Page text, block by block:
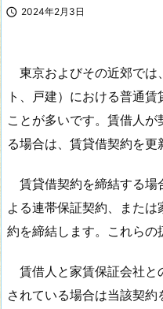
 2024年2月3日
東京およびその近郊では
ト、戸建）における普通
ことが多いです。賃借人
る場合は、賃貸借契約を更
賃貸借契約を締結する場
よる連帯保証契約、また
約を締結します。これらの
賃借人と家賃保証会社と
されている場合は当該契約